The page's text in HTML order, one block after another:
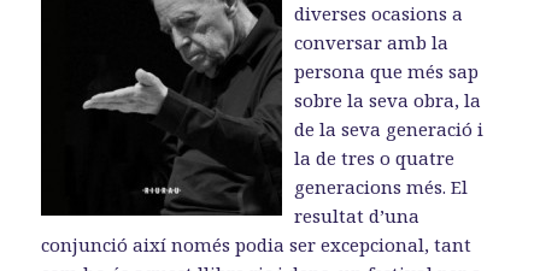
diverses ocasions a
conversar amb la
persona que més sap
sobre la seva obra, la
de la seva generació i
la de tres o quatre
generacions més. El
resultat d’una
conjunció així només podia ser excepcional, tant